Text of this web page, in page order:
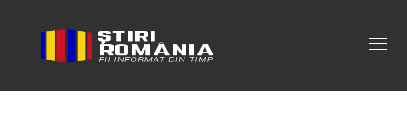
Stiri Romania